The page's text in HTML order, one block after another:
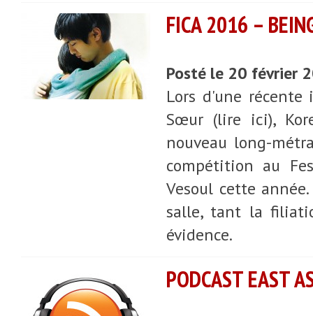
FICA 2016 –
Posté le 20 février
Lors d'une
Sœur (lire ici),
nouveau long-
compétition au
Vesoul cette
salle, tant la
évidence.
PODCAST EAST